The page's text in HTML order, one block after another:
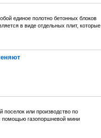
единое полотно бетонных блоков
в виде отдельных плит, которые
поселок или производство по
помощью газопоршневой мини